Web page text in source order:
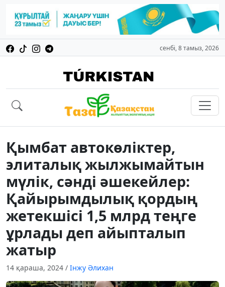
сенбі, 8 тамыз, 2026
Қымбат автокөліктер,
элиталық жылжымайтын
мүлік, сәнді әшекейлер:
Қайырымдылық қордың
жетекшісі 1,5 млрд теңге
ұрлады деп айыпталып
жатыр
14 қараша, 2024 / Інжу Әлихан